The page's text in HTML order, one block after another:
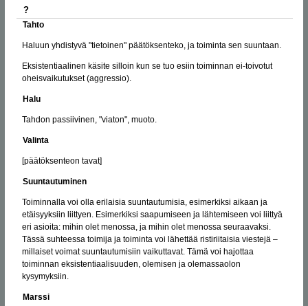
?
Tahto
Haluun yhdistyvä "tietoinen" päätöksenteko, ja toiminta sen suuntaan.
Eksistentiaalinen käsite silloin kun se tuo esiin toiminnan ei-toivotut
oheisvaikutukset (aggressio).
Halu
Tahdon passiivinen, "viaton", muoto.
Valinta
[päätöksenteon tavat]
Suuntautuminen
Toiminnalla voi olla erilaisia suuntautumisia, esimerkiksi aikaan ja
etäisyyksiin liittyen. Esimerkiksi saapumiseen ja lähtemiseen voi liittyä
eri asioita: mihin olet menossa, ja mihin olet menossa seuraavaksi.
Tässä suhteessa toimija ja toiminta voi lähettää ristiriitaisia viestejä –
millaiset voimat suuntautumisiin vaikuttavat. Tämä voi hajottaa
toiminnan eksistentiaalisuuden, olemisen ja olemassaolon
kysymyksiin.
Marssi